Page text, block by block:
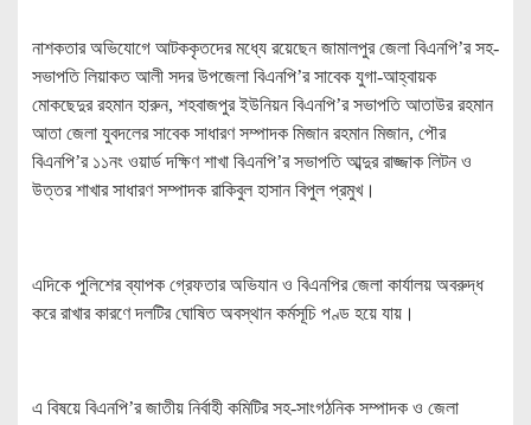
নাশকতার অভিযোগে আটককৃতদের মধ্যে রয়েছেন জামালপুর জেলা বিএনপি’র সহ-
সভাপতি লিয়াকত আলী সদর উপজেলা বিএনপি’র সাবেক যুগা-আহ্বায়ক
মোকছেদুর রহমান হারুন, শহবাজপুর ইউনিয়ন বিএনপি’র সভাপতি আতাউর রহমান
আতা জেলা যুবদলের সাবেক সাধারণ সম্পাদক মিজান রহমান মিজান, পৌর
বিএনপি’র ১১নং ওয়ার্ড দক্ষিণ শাখা বিএনপি’র সভাপতি আব্দুর রাজ্জাক লিটন ও
উত্তর শাখার সাধারণ সম্পাদক রাকিবুল হাসান বিপুল প্রমুখ।
এদিকে পুলিশের ব্যাপক গ্রেফতার অভিযান ও বিএনপির জেলা কার্যালয় অবরুদ্ধ
করে রাখার কারণে দলটির ঘোষিত অবস্থান কর্মসূচি পণ্ড হয়ে যায়।
এ বিষয়ে বিএনপি’র জাতীয় নির্বাহী কমিটির সহ-সাংগঠনিক সম্পাদক ও জেলা